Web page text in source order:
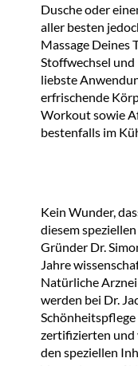
Dusche oder
aller besten
Massage Deines
Stoffwechsel
liebste
erfrischende
Workout sowie
bestenfalls im
Kein Wunder,
diesem
Gründer Dr.
Jahre
Natürliche
werden bei Dr.
zertifizierten und
den speziellen